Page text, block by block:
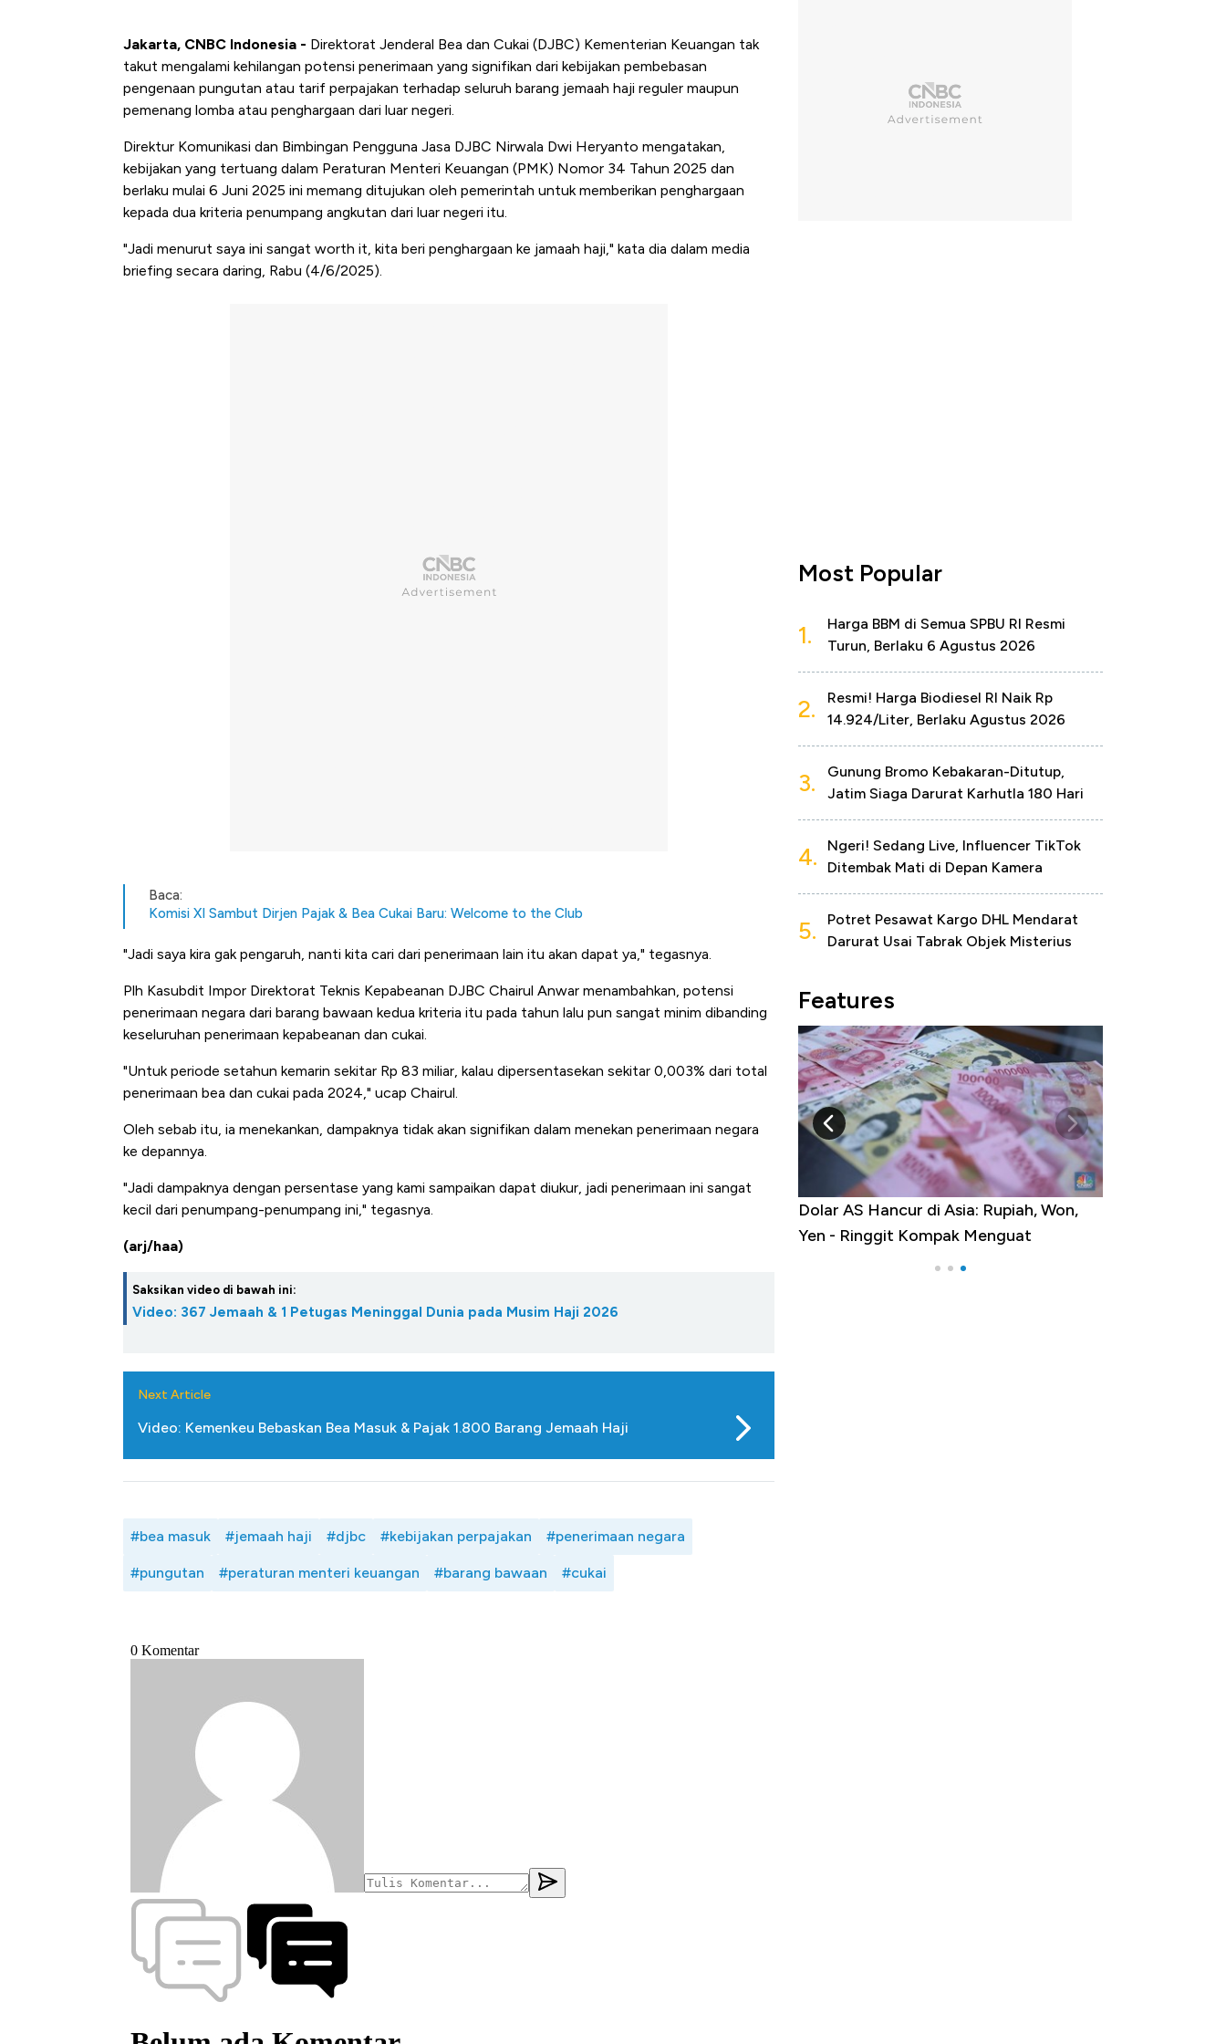
Jakarta, CNBC Indonesia - Direktorat Jenderal Bea dan Cukai (DJBC) Kementerian Keuangan tak
takut mengalami kehilangan potensi penerimaan yang signifikan dari kebijakan pembebasan
pengenaan pungutan atau tarif perpajakan terhadap seluruh barang jemaah haji reguler maupun
pemenang lomba atau penghargaan dari luar negeri.
Direktur Komunikasi dan Bimbingan Pengguna Jasa DJBC Nirwala Dwi Heryanto mengatakan,
kebijakan yang tertuang dalam Peraturan Menteri Keuangan (PMK) Nomor 34 Tahun 2025 dan
berlaku mulai 6 Juni 2025 ini memang ditujukan oleh pemerintah untuk memberikan penghargaan
kepada dua kriteria penumpang angkutan dari luar negeri itu.
"Jadi menurut saya ini sangat worth it, kita beri penghargaan ke jamaah haji," kata dia dalam media
briefing secara daring, Rabu (4/6/2025).
Baca:
Komisi XI Sambut Dirjen Pajak & Bea Cukai Baru: Welcome to the Club
"Jadi saya kira gak pengaruh, nanti kita cari dari penerimaan lain itu akan dapat ya," tegasnya.
Plh Kasubdit Impor Direktorat Teknis Kepabeanan DJBC Chairul Anwar menambahkan, potensi
penerimaan negara dari barang bawaan kedua kriteria itu pada tahun lalu pun sangat minim dibanding
keseluruhan penerimaan kepabeanan dan cukai.
"Untuk periode setahun kemarin sekitar Rp 83 miliar, kalau dipersentasekan sekitar 0,003% dari total
penerimaan bea dan cukai pada 2024," ucap Chairul.
Oleh sebab itu, ia menekankan, dampaknya tidak akan signifikan dalam menekan penerimaan negara
ke depannya.
"Jadi dampaknya dengan persentase yang kami sampaikan dapat diukur, jadi penerimaan ini sangat
kecil dari penumpang-penumpang ini," tegasnya.
(arj/haa)
Saksikan video di bawah ini:
Video: 367 Jemaah & 1 Petugas Meninggal Dunia pada Musim Haji 2026
Next Article
Video: Kemenkeu Bebaskan Bea Masuk & Pajak 1.800 Barang Jemaah Haji
#bea masuk #jemaah haji #djbc #kebijakan perpajakan #penerimaan negara
#pungutan #peraturan menteri keuangan #barang bawaan #cukai
Most Popular
1.
Harga BBM di Semua SPBU RI Resmi
Turun, Berlaku 6 Agustus 2026
2.
Resmi! Harga Biodiesel RI Naik Rp
14.924/Liter, Berlaku Agustus 2026
3.
Gunung Bromo Kebakaran-Ditutup,
Jatim Siaga Darurat Karhutla 180 Hari
4.
Ngeri! Sedang Live, Influencer TikTok
Ditembak Mati di Depan Kamera
5.
Potret Pesawat Kargo DHL Mendarat
Darurat Usai Tabrak Objek Misterius
Features
Bangkit dari Kubur! Bisnis Furniture &
Dolar AS Hancur di Asia: Rupiah, Won,
Yen - Ringgit Kompak Menguat